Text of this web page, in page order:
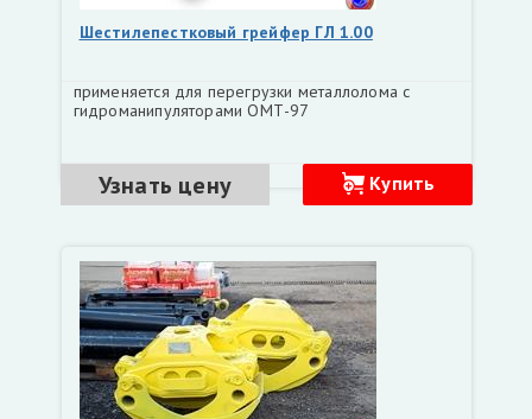
Шестилепестковый грейфер ГЛ 1.00
применяется для перегрузки металлолома с
гидроманипуляторами ОМТ-97
Узнать цену Купить